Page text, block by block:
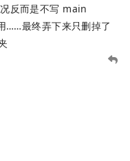
反而是不写 main
……最终弄下来只删掉了